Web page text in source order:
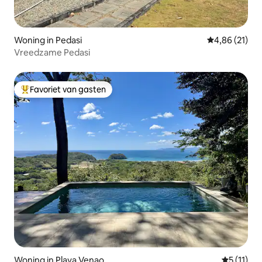
Woning in Pedasi Gemiddelde
4,86 (21)
Vreedzame Pedasi
Topfavoriet van gasten
Favoriet van gasten
Woning in Playa Venao 5 (11)